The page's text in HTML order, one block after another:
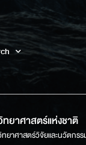
าศาสตร์แห่งชาติ
ยาศาสตร์วิจัยและนวัตกร